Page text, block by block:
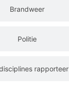
Brandweer
Politie
rapporteer